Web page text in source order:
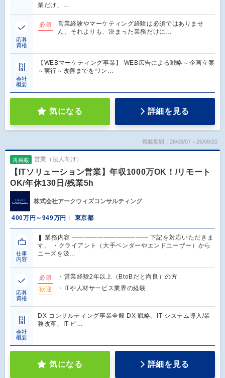
業だけ」…
応募
資格
必須
営業経験やマーケティング経験は必須ではありませ
ん。それよりも、決まった業務だけに…
会社
概要
【WEBマーケティング事業】 WEB広告による戦略～企画立案
～実行～改善までをワン…
気になる 詳細を見る
掲載期間：26/08/07～26/08/20
再掲載 営業（法人向け）
【ITソリューション営業】年収1000万OK！/リモート
OK/年休130日/残業5h
株式会社アークウィズコンサルティング
400万円～949万円 東京都
仕事
内容
❚ 業務内容 ━━━━━━━━━━━━ 下記を対応いただきま
す。 ・クライアント（大手ベンダーやエンドユーザー）から
ニーズを汲…
応募
資格
必須
・営業経験2年以上（BtoBだと尚良）の方
歓迎
・ITや人材サービス業界の経験
会社
概要
DX コンサルティング事業全般 DX 戦略、IT システム導入/業
務改革、IT ビ…
気になる 詳細を見る